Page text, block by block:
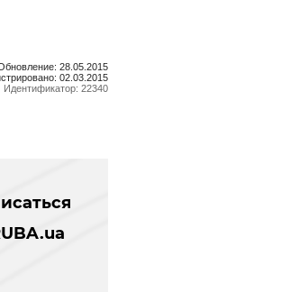
28.05.2015
02.03.2015
Идентификатор: 22340